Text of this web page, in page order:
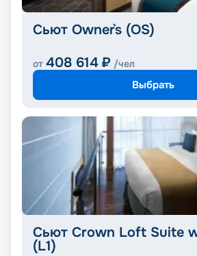
Сьют Owner`s (OS)
от 408 614 ₽ /чел
Выбрать
Сьют Crown Loft Suite
(L1)